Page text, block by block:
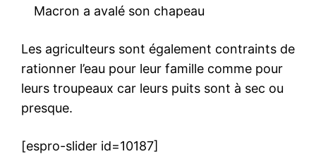
Macron a avalé son chapeau
Les agriculteurs sont également contraints de
rationner l’eau pour leur famille comme pour
leurs troupeaux car leurs puits sont à sec ou
presque.
[espro-slider id=10187]